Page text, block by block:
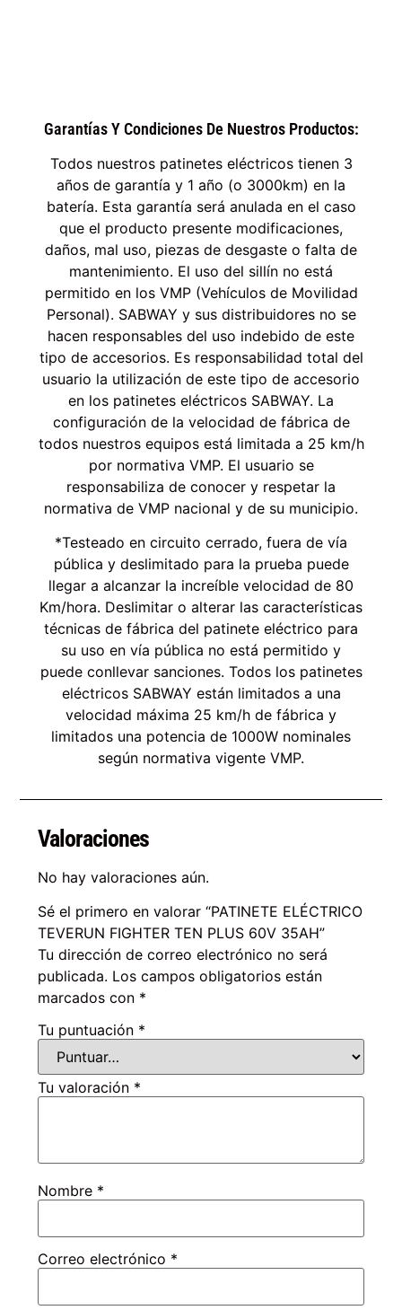
Garantías Y Condiciones De Nuestros Productos:
Todos nuestros patinetes eléctricos tienen 3
años de garantía y 1 año (o 3000km) en la
batería. Esta garantía será anulada en el caso
que el producto presente modificaciones,
daños, mal uso, piezas de desgaste o falta de
mantenimiento. El uso del sillín no está
permitido en los VMP (Vehículos de Movilidad
Personal). SABWAY y sus distribuidores no se
hacen responsables del uso indebido de este
tipo de accesorios. Es responsabilidad total del
usuario la utilización de este tipo de accesorio
en los patinetes eléctricos SABWAY. La
configuración de la velocidad de fábrica de
todos nuestros equipos está limitada a 25 km/h
por normativa VMP. El usuario se
responsabiliza de conocer y respetar la
normativa de VMP nacional y de su municipio.
*Testeado en circuito cerrado, fuera de vía
pública y deslimitado para la prueba puede
llegar a alcanzar la increíble velocidad de 80
Km/hora. Deslimitar o alterar las características
técnicas de fábrica del patinete eléctrico para
su uso en vía pública no está permitido y
puede conllevar sanciones. Todos los patinetes
eléctricos SABWAY están limitados a una
velocidad máxima 25 km/h de fábrica y
limitados una potencia de 1000W nominales
según normativa vigente VMP.
Valoraciones
No hay valoraciones aún.
Sé el primero en valorar “PATINETE ELÉCTRICO
TEVERUN FIGHTER TEN PLUS 60V 35AH”
Tu dirección de correo electrónico no será
publicada. Los campos obligatorios están
marcados con *
Tu puntuación *
Tu valoración *
Nombre *
Correo electrónico *